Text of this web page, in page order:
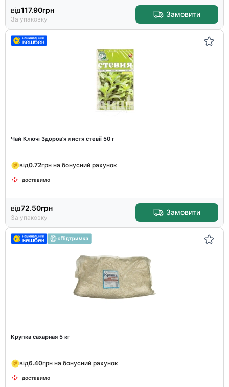
від117.90грн
За упаковку
Замовити
Чай Ключі Здоров'я листя стевії 50 г
від0.72грн на бонусний рахунок
доставимо
від72.50грн
За упаковку
Замовити
Крупка сахарная 5 кг
від6.40грн на бонусний рахунок
доставимо